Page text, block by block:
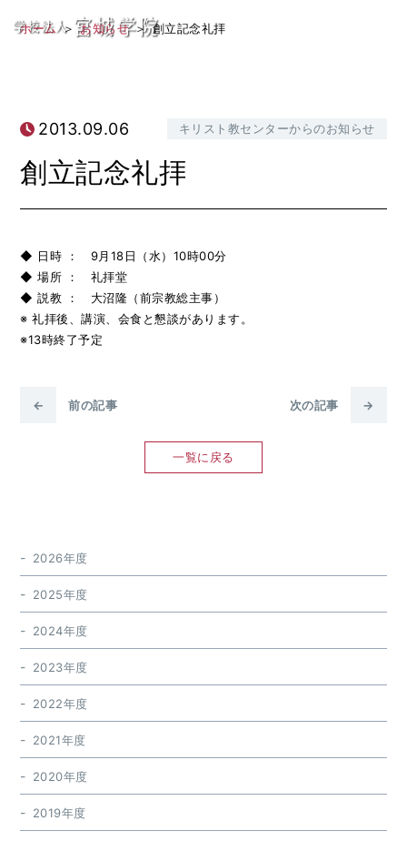
学
人
宮
城
学
創立記念礼拝
ホーム お知らせ 創立記念礼拝
2013.09.06 キリスト教センターからのお知らせ
創立記念礼拝
◆ 日時 ： 9月18日（水）10時00分
◆ 場所 ： 礼拝堂
◆ 説教 ： 大沼隆（前宗教総主事）
※ 礼拝後、講演、会食と懇談があります。
※13時終了予定
← 前の記事
一覧に戻る
次の記事 →
2026年度
2025年度
2024年度
2023年度
2022年度
2021年度
2020年度
2019年度